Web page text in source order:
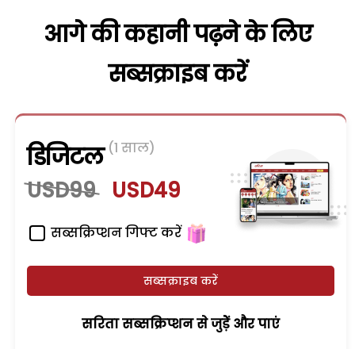
आगे की कहानी पढ़ने के लिए
सब्सक्राइब करें
डिजिटल (1 साल)
USD99 USD49
सब्सक्रिप्शन गिफ्ट करें
सब्सक्राइब करें
सरिता सब्सक्रिप्शन से जुड़ेें और पाएं